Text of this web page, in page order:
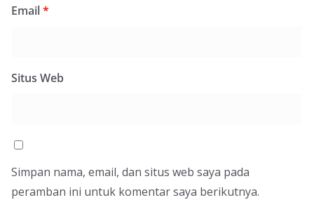
Email*
Situs Web
Simpan nama, email, dan situs web saya pada
peramban ini untuk komentar saya berikutnya.